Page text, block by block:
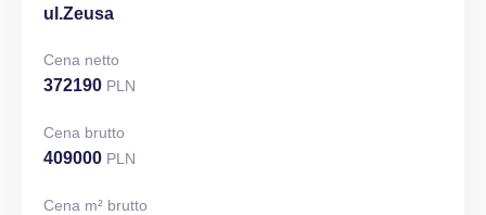
ul.Zeusa
Cena netto
372190 PLN
Cena brutto
409000 PLN
Cena m² brutto